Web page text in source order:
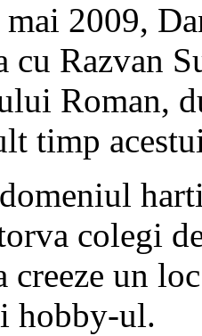
2009,
cu Razvan
Roman,
timp
colegi
creeze un
hobby-ul.